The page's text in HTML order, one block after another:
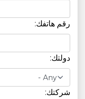
رقم هاتفك:
دولتك:
شركتك: